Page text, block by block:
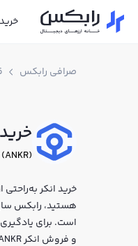
صرافی رابکس
خرید انکر
است. برای